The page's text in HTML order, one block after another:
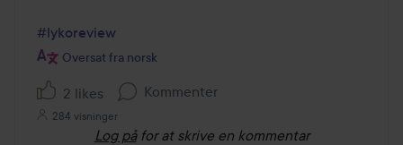
#lykoreview
Oversat fra norsk
2 likes Kommenter
284 visninger
Log på for at skrive en kommentar